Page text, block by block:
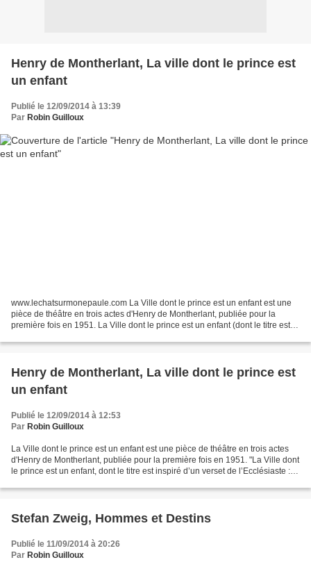
Henry de Montherlant, La ville dont le prince est
un enfant
Publié le 12/09/2014 à 13:39
Par Robin Guilloux
www.lechatsurmonepaule.com La Ville dont le prince est un enfant est une
pièce de théâtre en trois actes d'Henry de Montherlant, publiée pour la
première fois en 1951. La Ville dont le prince est un enfant (dont le titre est
Henry de Montherlant, La ville dont le prince est
un enfant
Publié le 12/09/2014 à 12:53
Par Robin Guilloux
La Ville dont le prince est un enfant est une pièce de théâtre en trois actes
d'Henry de Montherlant, publiée pour la première fois en 1951. "La Ville dont
le prince est un enfant, dont le titre est inspiré d’un verset de l’Ecclésiaste :
Stefan Zweig, Hommes et Destins
Publié le 11/09/2014 à 20:26
Par Robin Guilloux